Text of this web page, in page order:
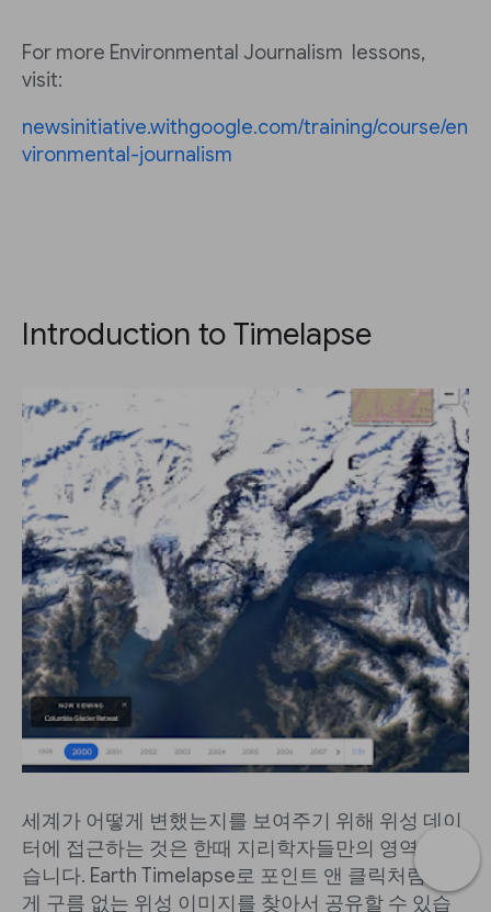
For more Environmental Journalism lessons,
visit:
newsinitiative.withgoogle.com/training/course/en
vironmental-journalism
Introduction to Timelapse
세계가 어떻게 변했는지를 보여주기 위해 위성 데이
터에 접근하는 것은 한때 지리학자들만의 영역이었
습니다. Earth Timelapse로 포인트 앤 클릭처럼 쉽
게 구름 없는 위성 이미지를 찾아서 공유할 수 있습